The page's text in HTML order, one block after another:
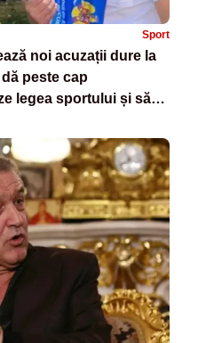
Sport
noi acuzații dure la
peste cap
legea sportului și să